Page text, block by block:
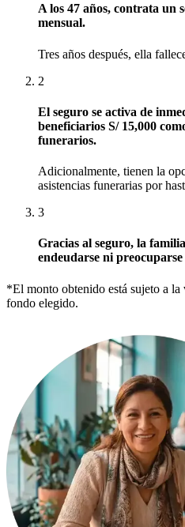
A los 47 años, contrata un
mensual.
Tres años después, ella
2
El seguro se activa de
beneficiarios S/ 15,000
funerarios.
Adicionalmente, tienen la
asistencias funerarias por
3
Gracias al seguro, la
endeudarse ni
*El monto obtenido está sujeto a
fondo elegido.